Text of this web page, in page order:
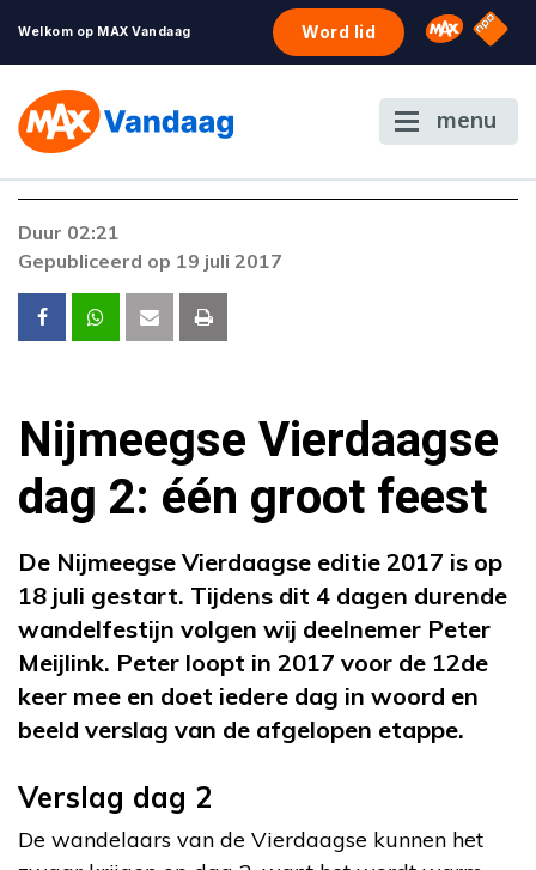
Welkom op MAX Vandaag Word lid Omroep
NPO
menu
Duur 02:21
Gepubliceerd op 19 juli 2017
Nijmeegse Vierdaagse
dag 2: één groot feest
De Nijmeegse Vierdaagse editie 2017 is op
18 juli gestart. Tijdens dit 4 dagen durende
wandelfestijn volgen wij deelnemer Peter
Meijlink. Peter loopt in 2017 voor de 12de
keer mee en doet iedere dag in woord en
beeld verslag van de afgelopen etappe.
Verslag dag 2
De wandelaars van de Vierdaagse kunnen het